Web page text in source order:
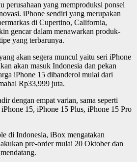
yang memproduksi ponsel
iPhone sendiri yang merupakan
di Cupertino, California,
gencar dalam menawarkan produk-
yang terbarunya.
akan segera muncul yaitu seri iPhone
akan masuk Indonesia dan pekan
iPhone 15 dibanderol mulai dari
Rp33,999 juta.
dengan empat varian, sama seperti
15, iPhone 15 Plus, iPhone 15 Pro
di Indonesia, iBox mengatakan
pre-order mulai 20 Oktober dan